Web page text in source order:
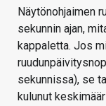
Näytönohjaimen
sekunnin ajan,
kappaletta. Jos
sekunnissa), se
kulunut